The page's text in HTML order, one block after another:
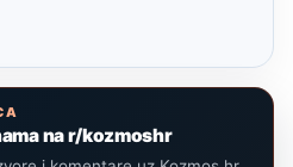
na r/kozmoshr